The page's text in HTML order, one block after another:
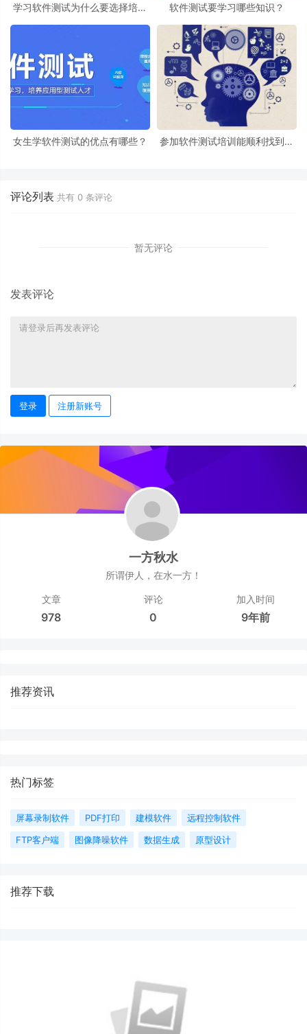
学习软件测试为什么要选择培训
软件测试要学习哪些知识？
女生学软件测试的优点有哪些？
参加软件测试培训能顺利找到工
评论列表 共有 0 条评论
暂无评论
发表评论
登录 注册新账号
一方秋水
所谓伊人，在水一方！
文章
978
评论
0
加入时间
9年前
推荐资讯
热门标签
屏幕录制软件 PDF打印 建模软件
远程控制软件
FTP客户端
图像降噪软件 数据生成 原型设计
推荐下载